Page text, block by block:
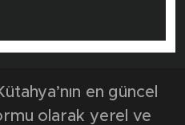
en güncel
olarak yerel ve